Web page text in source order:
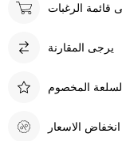
قائمة الرغبات
يرجى المقارنة
المخصوم
الاسعار